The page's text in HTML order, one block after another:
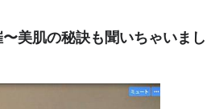
美肌の秘訣も聞いちゃいまし